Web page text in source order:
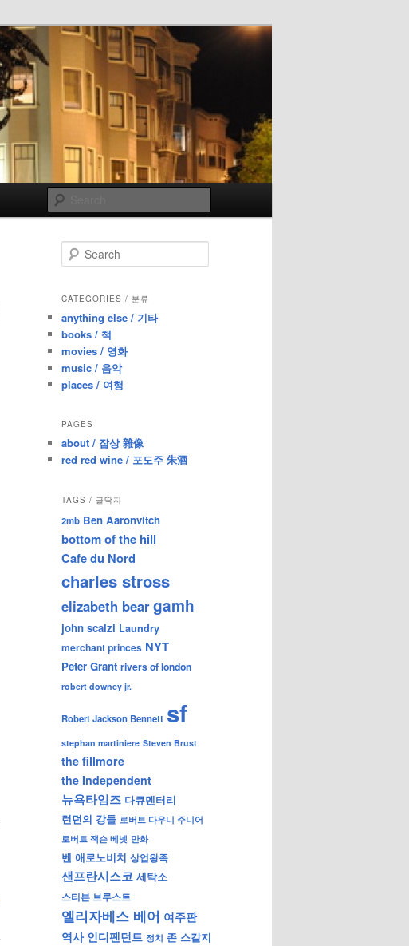
e
r
h
CATEGORIES / 분류
anything else / 기타
books / 책
movies / 영화
music / 음악
places / 여행
PAGES
about / 잡상 雜像
red red wine / 포도주 朱酒
TAGS / 글딱지
2mb Ben Aaronvitch
bottom of the hill
Cafe du Nord
charles stross
elizabeth beargamh
john scalzi Laundry
merchant princes NYT
Peter Grant rivers of london
robert downey jr.
Robert Jackson Bennett sf
stephan martiniere Steven Brust
the fillmore
the Independent
뉴욕타임즈 다큐멘터리
런던의 강들 로버트 다우니 주니어
로버트 잭슨 베넷 만화
벤 애로노비치 상업왕족
샌프란시스코 세탁소
스티븐 브루스트
엘리자베스 베어 여주판
역사 인디펜던트 정치 존 스칼지